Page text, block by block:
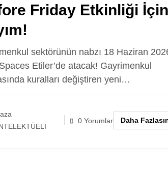
Friday Etkinliği
sektörünün nabzı 18 Haziran
Etiler’de atacak! Gayrimenkul
kuralları değiştiren yeni…
0 Yorumlar Daha